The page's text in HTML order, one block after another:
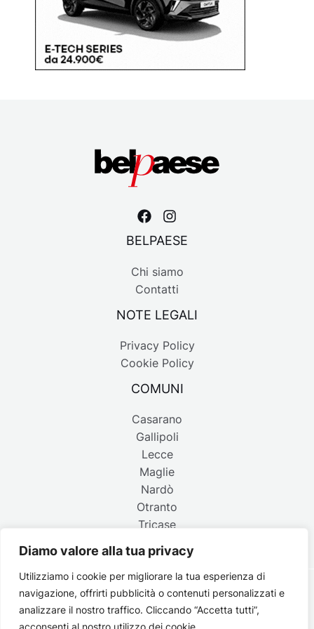
Diamo valore alla tua privacy
Utilizziamo i cookie per migliorare la tua esperienza di
navigazione, offrirti pubblicità o contenuti personalizzati e
analizzare il nostro traffico. Cliccando “Accetta tutti”,
acconsenti al nostro utilizzo dei cookie.
BELPAESE
Chi siamo
Contatti
NOTE LEGALI
Privacy Policy
Cookie Policy
COMUNI
Casarano
Gallipoli
Lecce
Maglie
Nardò
Otranto
Tricase
Copyright © 2026 Belpaese | Periodico d'informazione del
Salento - P.IVA 4637850753 - Testata registrata il 18 gennaio